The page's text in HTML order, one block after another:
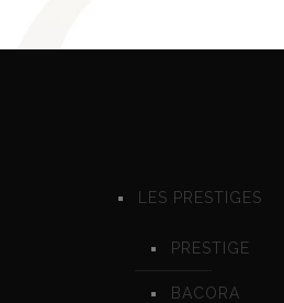
LES PRESTIGES
PRESTIGE
BACORA